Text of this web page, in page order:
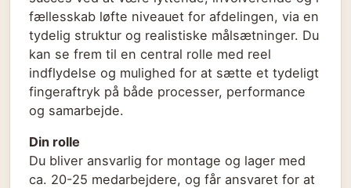
fællesskab løfte niveauet for afdelingen, via en
tydelig struktur og realistiske målsætninger. Du
kan se frem til en central rolle med reel
indflydelse og mulighed for at sætte et tydeligt
fingeraftryk på både processer, performance
og samarbejde.
Din rolle
Du bliver ansvarlig for montage og lager med
ca. 20-25 medarbejdere, og får ansvaret for at